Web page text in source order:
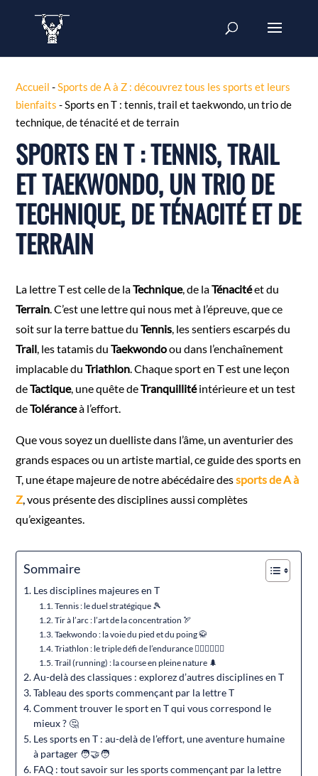
Accueil -Sports de A à Z : découvrez tous les sports et leurs
bienfaits -Sports en T : tennis, trail et taekwondo, un trio de
technique, de ténacité et de terrain
SPORTS EN T : TENNIS, TRAIL
ET TAEKWONDO, UN TRIO DE
TECHNIQUE, DE TÉNACITÉ ET DE
TERRAIN
La lettre T est celle de laTechnique, de laTénacitéet du
Terrain. C’est une lettre qui nous met à l’épreuve, que ce
soit sur la terre battue duTennis, les sentiers escarpés du
Trail, les tatamis duTaekwondoou dans l’enchaînement
implacable duTriathlon. Chaque sport en T est une leçon
deTactique, une quête deTranquillitéintérieure et un test
deToléranceà l’effort.
Que vous soyez un duelliste dans l’âme, un aventurier des
grands espaces ou un artiste martial, ce guide des sports en
T, une étape majeure de notre abécédaire dessports de A à
Z, vous présente des disciplines aussi complètes
qu’exigeantes.
Sommaire
Les disciplines majeures en T
Tennis : le duel stratégique 🎾
Tir à l’arc : l’art de la concentration 🏹
Taekwondo : la voie du pied et du poing 🥋
Triathlon : le triple défi de l’endurance 🏊‍♀️🚴‍♂️🏃‍♀️
Trail (running) : la course en pleine nature 🌲
Au-delà des classiques : explorez d’autres disciplines en T
Tableau des sports commençant par la lettre T
Comment trouver le sport en T qui vous correspond le
mieux ? 🤔
Les sports en T : au-delà de l’effort, une aventure humaine
à partager 🧑‍🤝‍🧑
FAQ : tout savoir sur les sports commençant par la lettre